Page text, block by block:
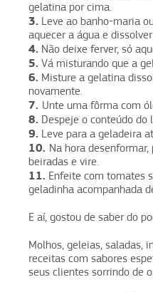
gelatina por cima.
3. Leve ao banho-maria
aquecer a água e
4. Não deixe ferver, só
5. Vá misturando que a
6. Misture a gelatina
novamente.
7. Unte uma fôrma com
8. Despeje o conteúdo do
9. Leve para a geladeira
10. Na hora
beiradas e vire.
11. Enfeite com tomates
geladinha acompanhada
E aí, gostou de saber do
Molhos, geleias, saladas,
receitas com sabores
seus clientes sorrindo de